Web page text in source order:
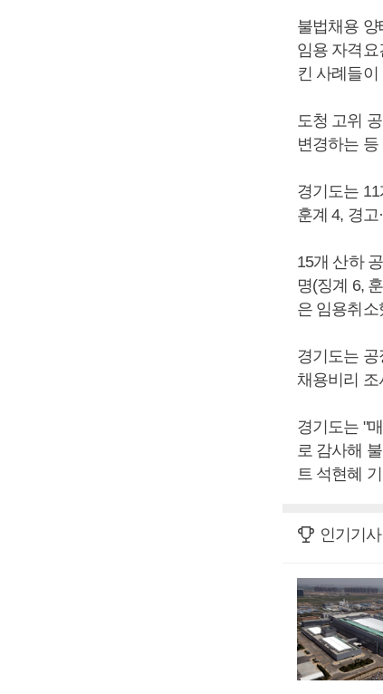
불법채용
임용 자격요
킨 사례들이
도청 고위
변경하는
경기도는
훈계 4, 경
15개 산하
명(징계 6,
은 임용취소
경기도는
채용비리 조
경기도는 "
로 감사해
트 석현혜
인기기사